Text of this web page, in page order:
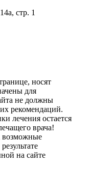
стр. 1
носят
для
не должны
рекомендаций.
лечения остается
врача!
возможные
на сайте